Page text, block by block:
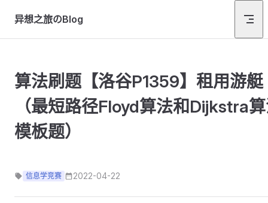
Skip to content
异想之旅のBlog
算法刷题【洛谷P1359】租用游艇
（最短路径Floyd算法和Dijkstra
模板题）
信息学竞赛 2022-04-22